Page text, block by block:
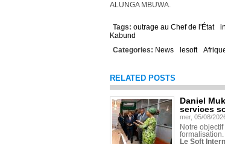
ALUNGA MBUWA.
Tags: outrage au Chef de l'État
Kabund
Categories: News lesoft
RELATED POSTS
Daniel
services
mer, 05/08/
Notre
formalisation.
Le Soft